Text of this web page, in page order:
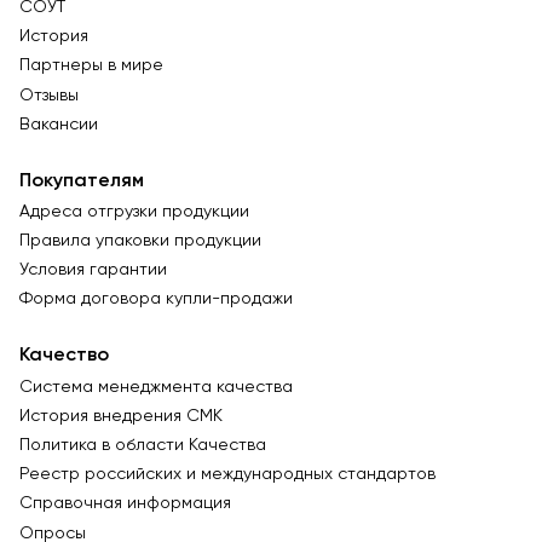
СОУТ
История
Партнеры в мире
Отзывы
Вакансии
Покупателям
Адреса отгрузки продукции
Правила упаковки продукции
Условия гарантии
Форма договора купли-продажи
Качество
Система менеджмента качества
История внедрения СМК
Политика в области Качества
Реестр российских и международных стандартов
Справочная информация
Опросы